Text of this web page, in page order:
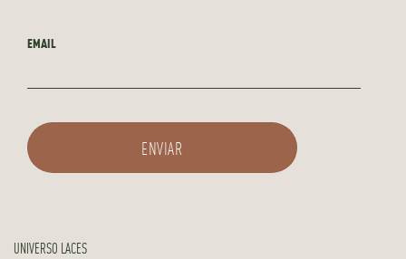
EMAIL
UNIVERSO LACES